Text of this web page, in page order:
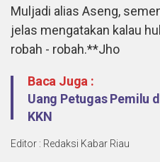
Muljadi alias Aseng,
jelas mengatakan kalau
robah - robah.**Jho
Baca Juga :
Uang Petugas Pemilu
KKN
Editor : Redaksi Kabar Riau